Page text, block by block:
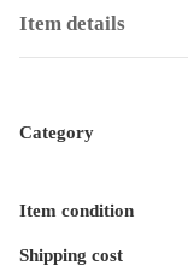
【お勧め犬種】
プードル パピオン
Item details
Category
Item condition
Shipping cost